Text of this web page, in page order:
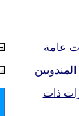
عامة
ذات